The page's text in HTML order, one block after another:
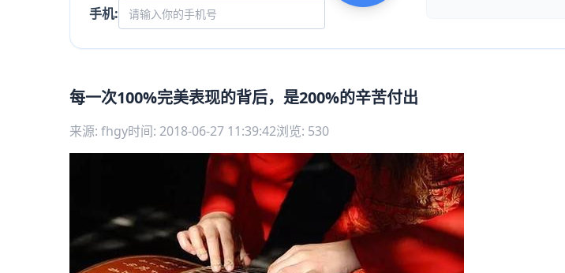
手机:
每一次100%完美表现的背后，是200%的辛苦付出
来源: fhgy时间: 2018-06-27 11:39:42浏览: 530